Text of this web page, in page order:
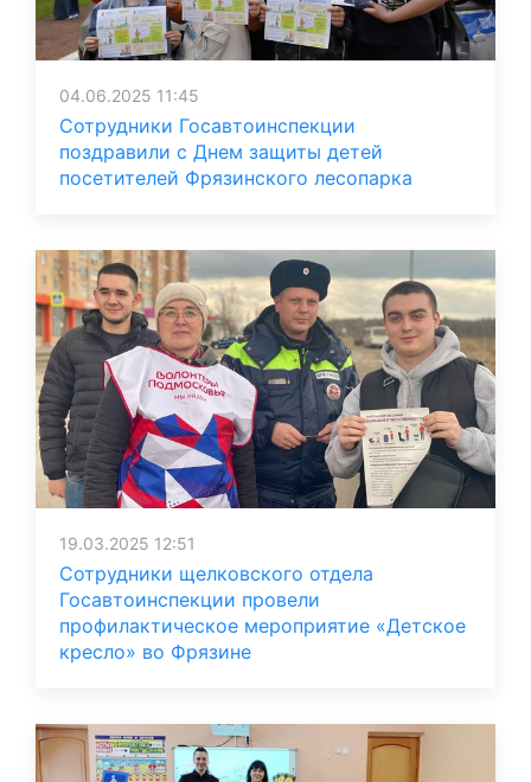
04.06.2025 11:45
Сотрудники Госавтоинспекции
поздравили с Днем защиты детей
посетителей Фрязинского лесопарка
19.03.2025 12:51
Сотрудники щелковского отдела
Госавтоинспекции провели
профилактическое мероприятие «Детское
кресло» во Фрязине